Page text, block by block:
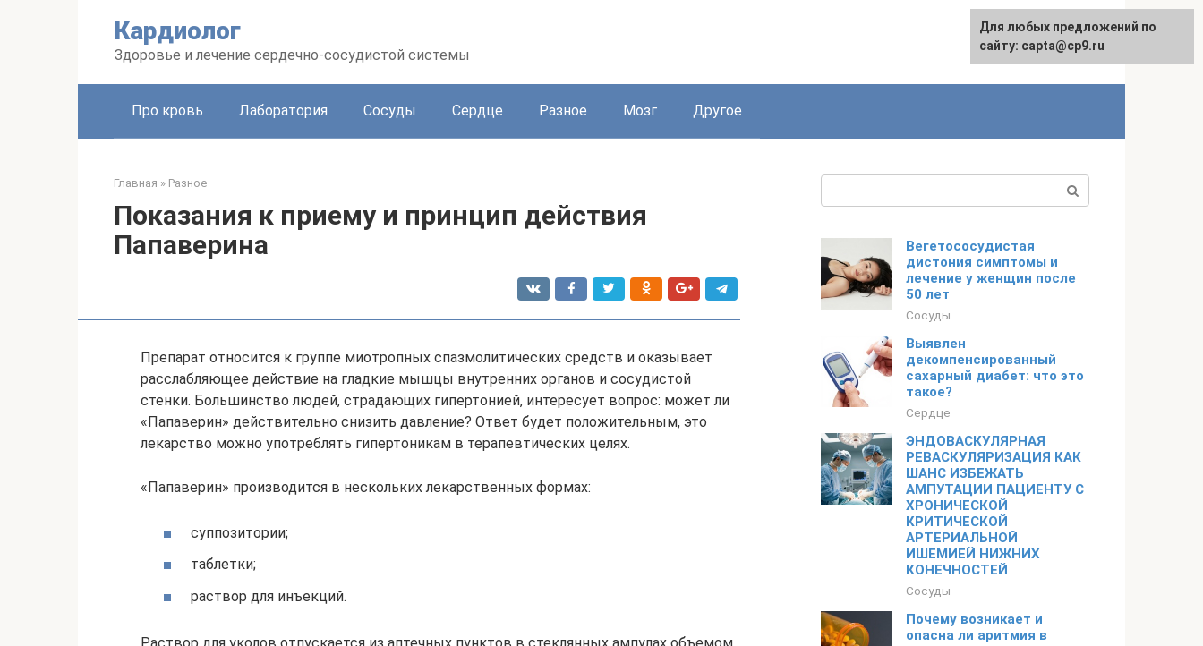
Кардиолог
Здоровье и лечение сердечно-сосудистой системы
Про кровь Лаборатория Сосуды Сердце Разное Мозг Другое
Главная » Разное
Показания к приему и принцип действия
Папаверина
Препарат относится к группе миотропных спазмолитических средств и оказывает
расслабляющее действие на гладкие мышцы внутренних органов и сосудистой
стенки. Большинство людей, страдающих гипертонией, интересует вопрос: может ли
«Папаверин» действительно снизить давление? Ответ будет положительным, это
лекарство можно употреблять гипертоникам в терапевтических целях.
«Папаверин» производится в нескольких лекарственных формах:
суппозитории;
таблетки;
раствор для инъекций.
Вегетососудистая
дистония симптомы и
лечение у женщин после
50 лет
Сосуды
Выявлен
декомпенсированный
сахарный диабет: что это
такое?
Сердце
ЭНДОВАСКУЛЯРНАЯ
РЕВАСКУЛЯРИЗАЦИЯ КАК
ШАНС ИЗБЕЖАТЬ
АМПУТАЦИИ ПАЦИЕНТУ С
ХРОНИЧЕСКОЙ
КРИТИЧЕСКОЙ
АРТЕРИАЛЬНОЙ
ИШЕМИЕЙ НИЖНИХ
КОНЕЧНОСТЕЙ
Сосуды
Почему возникает и
опасна ли аритмия в
Для любых предложений по
сайту: capta@cp9.ru